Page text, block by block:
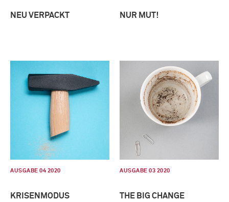
NEU VERPACKT NUR MUT!
AUSGABE 04 2020
KRISENMODUS
AUSGABE 03 2020
THE BIG CHANGE